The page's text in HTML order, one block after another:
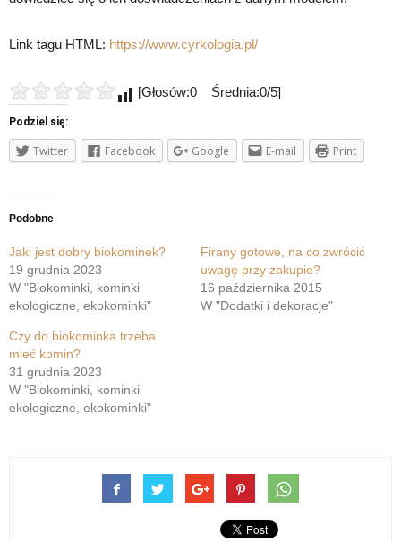
Link tagu HTML: https://www.cyrkologia.pl/
[Głosów:0 Średnia:0/5]
Podziel się:
Twitter Facebook Google E-mail Print
Podobne
Jaki jest dobry biokominek?
19 grudnia 2023
W "Biokominki, kominki
ekologiczne, ekokominki"
Firany gotowe, na co zwrócić
uwagę przy zakupie?
16 października 2015
W "Dodatki i dekoracje"
Czy do biokominka trzeba
mieć komin?
31 grudnia 2023
W "Biokominki, kominki
ekologiczne, ekokominki"